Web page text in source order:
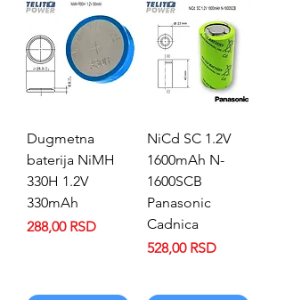
cilindričnih i pakovanih NiCd baterija
poznatih proizvođača. Baterije dolaze uz
garanciju i tehničku podršku. Dostupne su
standardne, high-temp i low-discharge
varijante. Brza isporuka širom Srbije.
Dugmetna
baterija NiMH
330H 1.2V
330mAh
Price
288,00 RSD
NiCd SC 1.2V
1600mAh N-
1600SCB
Panasonic
Cadnica
Price
528,00 RSD